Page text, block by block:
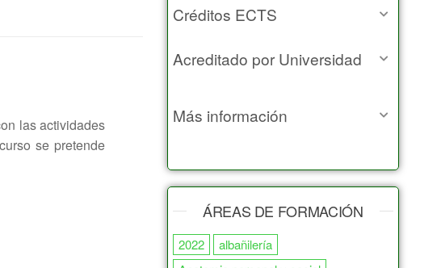
las actividades
se pretende
Créditos ECTS
Acreditado por Universidad
Más información
ÁREAS DE FORMACIÓN
2022
albañilería